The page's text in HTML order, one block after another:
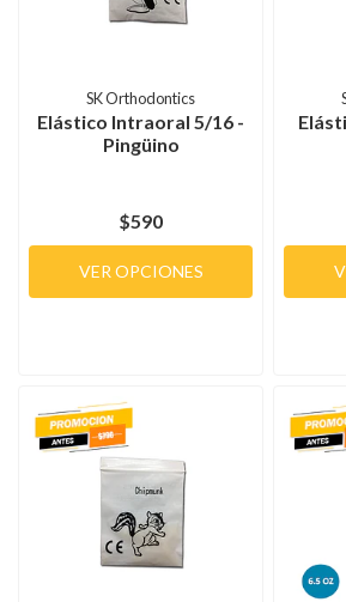
SK Orthodontics
Elástico Intraoral 5/16 -
Pingüino
$590
VER OPCIONES